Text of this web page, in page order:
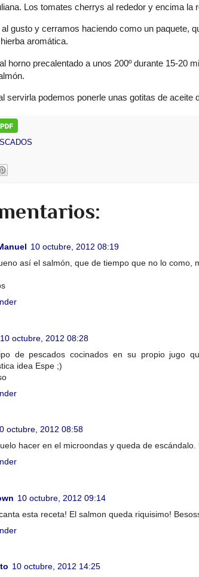
Los tomates cherrys al rededor y encima la
gusto y cerramos haciendo como un paquete,
aromática.
horno precalentado a unos 200º durante 15-20
servirla podemos ponerle unas gotitas de aceite
10 octubre, 2012 08:19
así el salmón, que de tiempo que no lo como,
10 octubre, 2012 08:28
de pescados cocinados en su propio jugo
idea Espe ;)
octubre, 2012 08:58
hacer en el microondas y queda de escándalo.
10 octubre, 2012 09:14
esta receta! El salmon queda riquisimo!
10 octubre, 2012 14:25